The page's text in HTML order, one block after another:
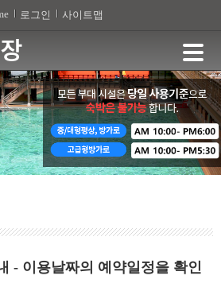
로그인 사이트맵
- 이용날짜의 예약일정을 확인